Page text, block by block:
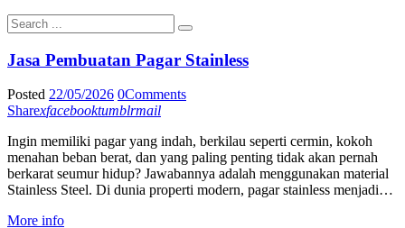
Jasa Pembuatan Pagar Stainless
Posted 22/05/2026 0Comments
Sharexfacebooktumblrmail
Ingin memiliki pagar yang indah, berkilau seperti cermin, kokoh
menahan beban berat, dan yang paling penting tidak akan pernah
berkarat seumur hidup? Jawabannya adalah menggunakan material
Stainless Steel. Di dunia properti modern, pagar stainless menjadi…
More info